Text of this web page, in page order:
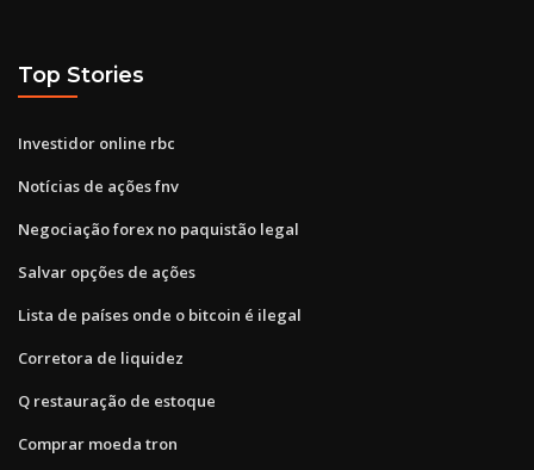
Top Stories
Investidor online rbc
Notícias de ações fnv
Negociação forex no paquistão legal
Salvar opções de ações
Lista de países onde o bitcoin é ilegal
Corretora de liquidez
Q restauração de estoque
Comprar moeda tron